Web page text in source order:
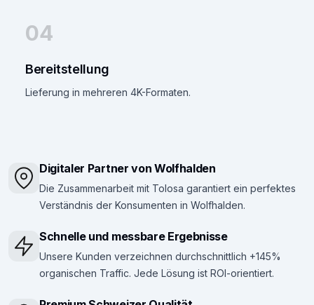
04
Bereitstellung
Lieferung in mehreren 4K-Formaten.
Digitaler Partner von Wolfhalden
Die Zusammenarbeit mit Tolosa garantiert ein perfektes
Verständnis der Konsumenten in Wolfhalden.
Schnelle und messbare Ergebnisse
Unsere Kunden verzeichnen durchschnittlich +145%
organischen Traffic. Jede Lösung ist ROI-orientiert.